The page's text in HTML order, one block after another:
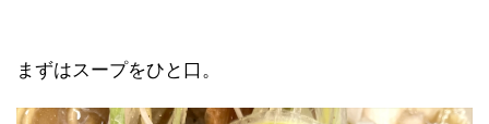
まずはスープをひと口。